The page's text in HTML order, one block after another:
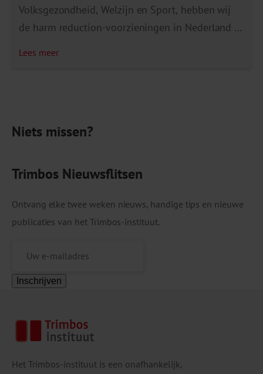
Niets missen?
Trimbos Nieuwsflitsen
Ontvang elke twee weken nieuws, handige tips en nieuwe
publicaties van het Trimbos-instituut.
Inschrijven
Volksgezondheid, Welzijn en Sport, hebben wij
de harm reduction-voorzieningen in Nederland in
meer verslavingszorginstellingen, kerkelijke- en
maatschappelijke opvang. Gebruiksruimten
Lees meer
Het Trimbos-instituut is een onafhankelijk,